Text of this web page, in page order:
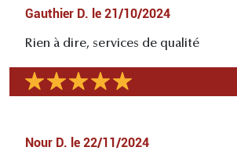
Gauthier D. le 21/10/2024
Rien à dire, services de qualité
Nour D. le 22/11/2024